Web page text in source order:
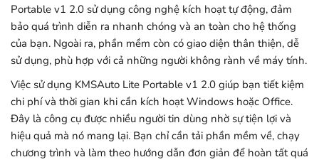
Portable v1 2.0 sử dụng công nghệ kích hoạt tự động, đảm
bảo quá trình diễn ra nhanh chóng và an toàn cho hệ thống
của bạn. Ngoài ra, phần mềm còn có giao diện thân thiện, dễ
sử dụng, phù hợp với cả những người không rành về máy tính.
Việc sử dụng KMSAuto Lite Portable v1 2.0 giúp bạn tiết kiệm
chi phí và thời gian khi cần kích hoạt Windows hoặc Office.
Đây là công cụ được nhiều người tin dùng nhờ sự tiện lợi và
hiệu quả mà nó mang lại. Bạn chỉ cần tải phần mềm về, chạy
chương trình và làm theo hướng dẫn đơn giản để hoàn tất quá